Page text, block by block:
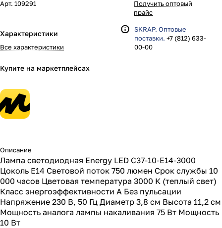
Арт. 109291
Характеристики
Все характеристики
Купите на маркетплейсах
Получить оптовый
прайс
SKRAP. Оптовые
поставки. +7 (812) 633-
00-00
Описание
Лампа светодиодная Energy LED С37-10-E14-3000
Цоколь E14 Световой поток 750 люмен Срок службы 10
000 часов Цветовая температура 3000 К (теплый свет)
Класс энергоэффективности А Без пульсации
Напряжение 230 В, 50 Гц Диаметр 3,8 см Высота 11,2 см
Мощность аналога лампы накаливания 75 Вт Мощность
10 Вт